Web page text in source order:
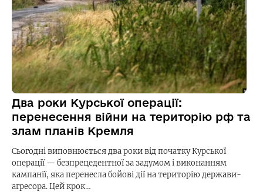
Два роки Курської операції:
перенесення війни на територію рф та
злам планів Кремля
Сьогодні виповнюється два роки від початку Курської
операції — безпрецедентної за задумом і виконанням
кампанії, яка перенесла бойові дії на територію держави-
агресора. Цей крок…